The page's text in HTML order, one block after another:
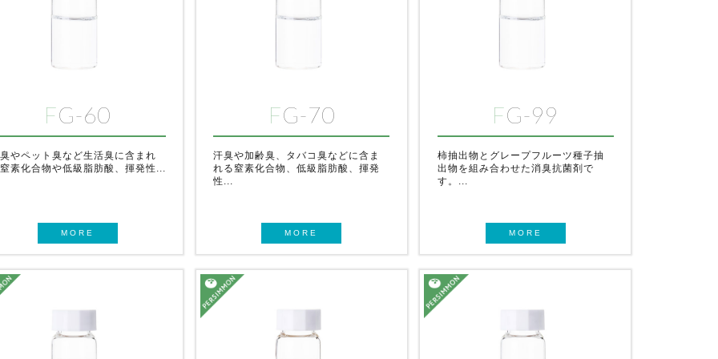
FG-60
やペット臭など生活臭に含まれ
素化合物や低級脂肪酸、揮発性...
MORE
FG-70
汗臭や加齢臭、タバコ臭などに含ま
れる窒素化合物、低級脂肪酸、揮発
性...
MORE
FG-99
柿抽出物とグレープフルーツ種子抽
出物を組み合わせた消臭抗菌剤で
す。...
MORE